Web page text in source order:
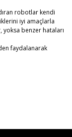
robotlar kendi
iyi amaçlarla
benzer hataları
faydalanarak